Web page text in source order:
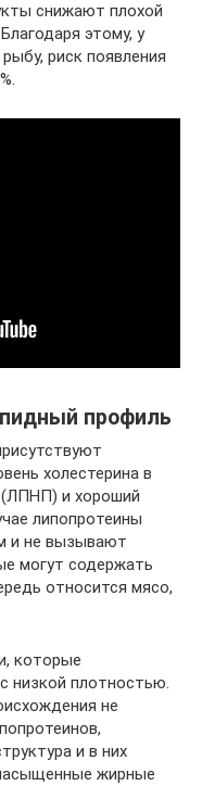
снижают плохой
этому, у
риск появления
профиль
холестерина в
(ЛПНП) и хороший
липопротеины
и не вызывают
могут содержать
относится мясо,
которые
низкой плотностью.
не
и в них
жирные